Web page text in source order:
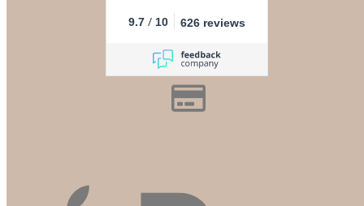
9.7 / 10 626 reviews